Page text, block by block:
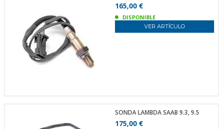
165,00 €
DISPONIBLE
VER ARTÍCULO
SONDA LAMBDA SAAB 9.3, 9.5
175,00 €